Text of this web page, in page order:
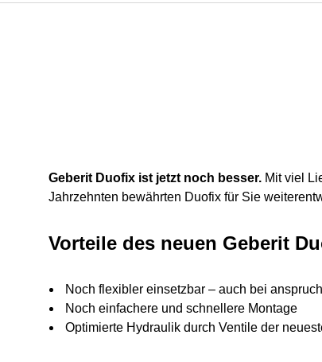
Geberit Duofix ist jetzt noch besser. Mit viel
Jahrzehnten bewährten Duofix für Sie
Vorteile des neuen Geberit
Noch flexibler einsetzbar – auch bei
Noch einfachere und schnellere Montage
Optimierte Hydraulik durch Ventile der